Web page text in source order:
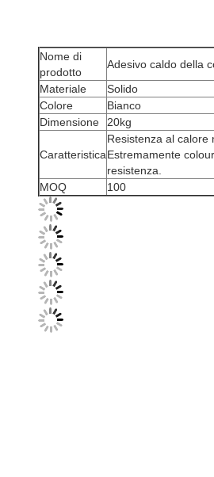
Nome di
prodotto
Adesivo caldo della
Materiale
Solido
Colore
Bianco
Dimensione
20kg
Caratteristica
Resistenza al calore
Estremamente
resistenza.
MOQ
100